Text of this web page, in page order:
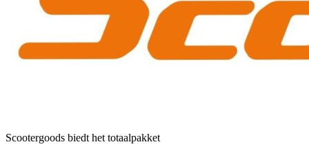
Scootergoods biedt het totaalpakket